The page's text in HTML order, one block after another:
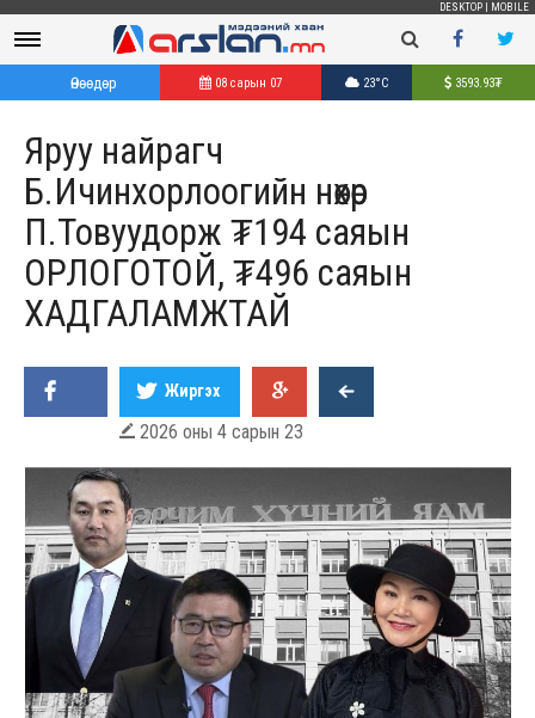
DESKTOP MOBILE
Өнөөдөр 08 сарын 07 23°C 3593.93₮
Яруу найрагч
Б.Ичинхорлоогийн нөхөр
П.Товуудорж ₮194 саяын
ОРЛОГОТОЙ, ₮496​​​​​​​ саяын
ХАДГАЛАМЖТАЙ
Жиргэх
 2026 оны 4 сарын 23